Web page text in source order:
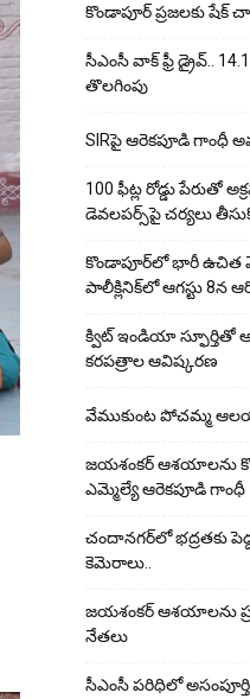
కొండాపూర్ ప్రజలకు
సీఎంసీ వాక్ ఫ్రీ డ్రైవ్..
తొలగింపు
SIRపై ఆరెకపూడి గాంధీ
100 ఫీట్ల రోడ్డు పేరుతో
డెవలపర్స్‌పై చర్యలు
కొండాపూర్‌లో భారీ ఉచిత
పాలీక్లినిక్‌లో ఆగస్టు 8న
క్విట్ ఇండియా స్ఫూర్తితో
కరపత్రాల ఆవిష్కరణ
వేముకుంట పోచమ్మ
జయశంకర్ ఆశయాలను
ఎమ్మెల్యే ఆరెక‌పూడి గాంధీ
చందానగర్‌లో భద్రతకు
కెమెరాలు..
జయశంకర్ ఆశయాలను
నేతలు
సీఎంసీ పరిధిలో